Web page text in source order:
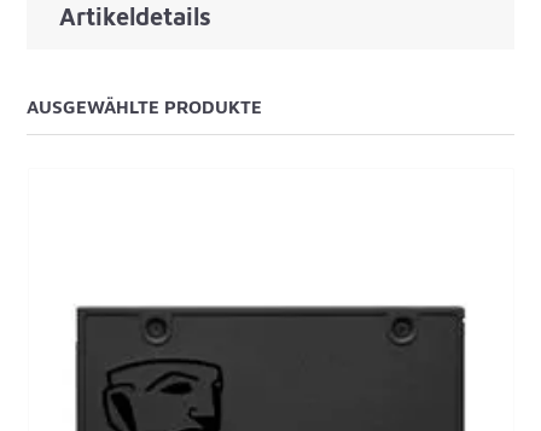
Artikeldetails
AUSGEWÄHLTE PRODUKTE